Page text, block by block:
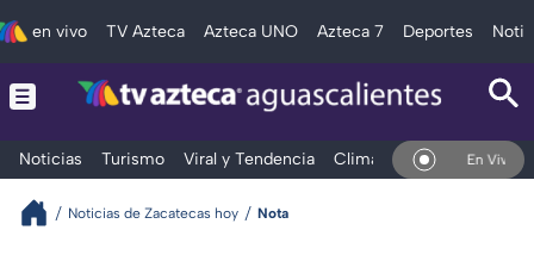
en vivo TV Azteca Azteca UNO Azteca 7 Deportes
Noticias Turismo Viral y Tendencia Clima DeportesEn Vivo
Noticias de Zacatecas hoy Nota